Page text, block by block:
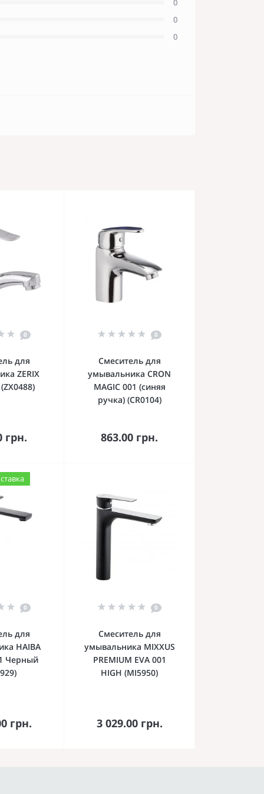
0
0
0
0
для
ZERIX
грн.
0
Смеситель для
умывальника CRON
MAGIC 001 (синяя
ручка) (CR0104)
863.00 грн.
В корзину
0
для
HAIBA
Черный
грн.
0
Смеситель для
умывальника MIXXUS
PREMIUM EVA 001
HIGH (MI5950)
3 029.00 грн.
В корзину